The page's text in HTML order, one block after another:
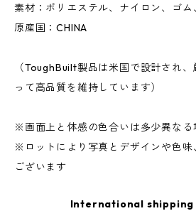
素材：ポリエステル、ナイロン、ゴム
原産国：CHINA
（ToughBuilt製品は米国で設計され
って高品質を維持しています）
※画面上と体感の色合いは多少異なる
※ロットにより写真とデザインや色味
ございます
International shipping